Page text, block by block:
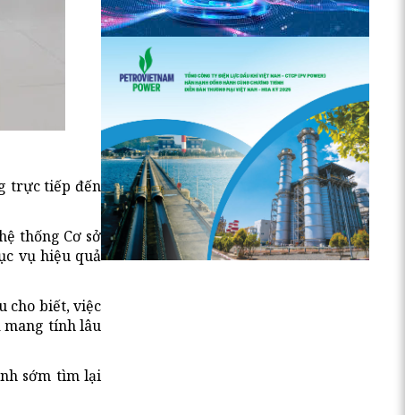
trực tiếp đến
thống Cơ sở
vụ hiệu quả
cho biết, việc
mang tính lâu
sớm tìm lại